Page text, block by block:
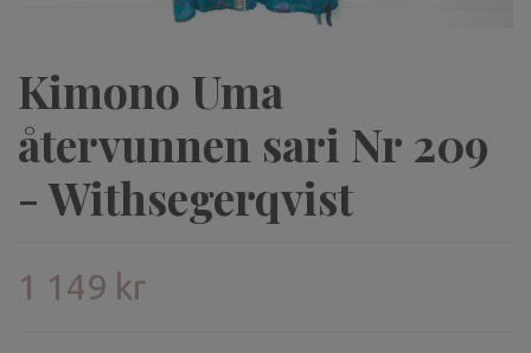
Kimono Uma
återvunnen sari Nr 209
- Withsegerqvist
1 149 kr